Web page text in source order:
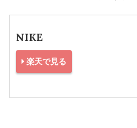
NIKE
楽天で見る